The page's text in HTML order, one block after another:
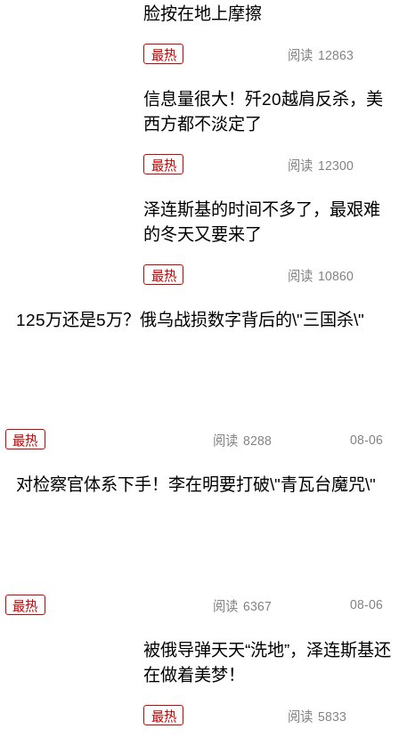
脸按在地上摩擦
最热 阅读 12863
信息量很大！歼20越肩反杀，美
西方都不淡定了
最热 阅读 12300
泽连斯基的时间不多了，最艰难
的冬天又要来了
最热 阅读 10860
125万还是5万？俄乌战损数字背后的\"三国杀\"
最热 阅读 8288 08-06
对检察官体系下手！李在明要打破\"青瓦台魔咒\"
最热 阅读 6367 08-06
被俄导弹天天“洗地”，泽连斯基还
在做着美梦！
最热 阅读 5833